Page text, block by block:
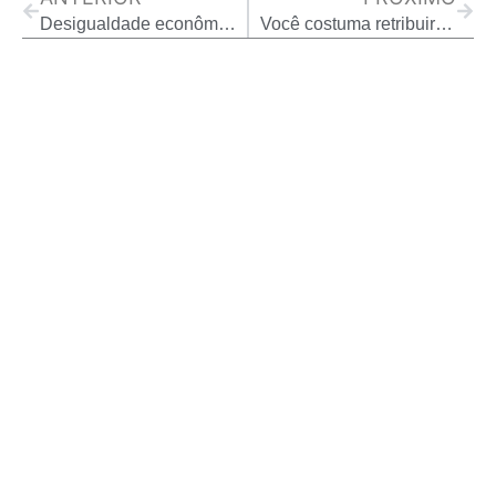
Desigualdade econômica mata muito mais que todos os tipos de câncer juntos Você costuma retribuir um favor? Ecpnomia comportamental ( Publicação: Open Mind)